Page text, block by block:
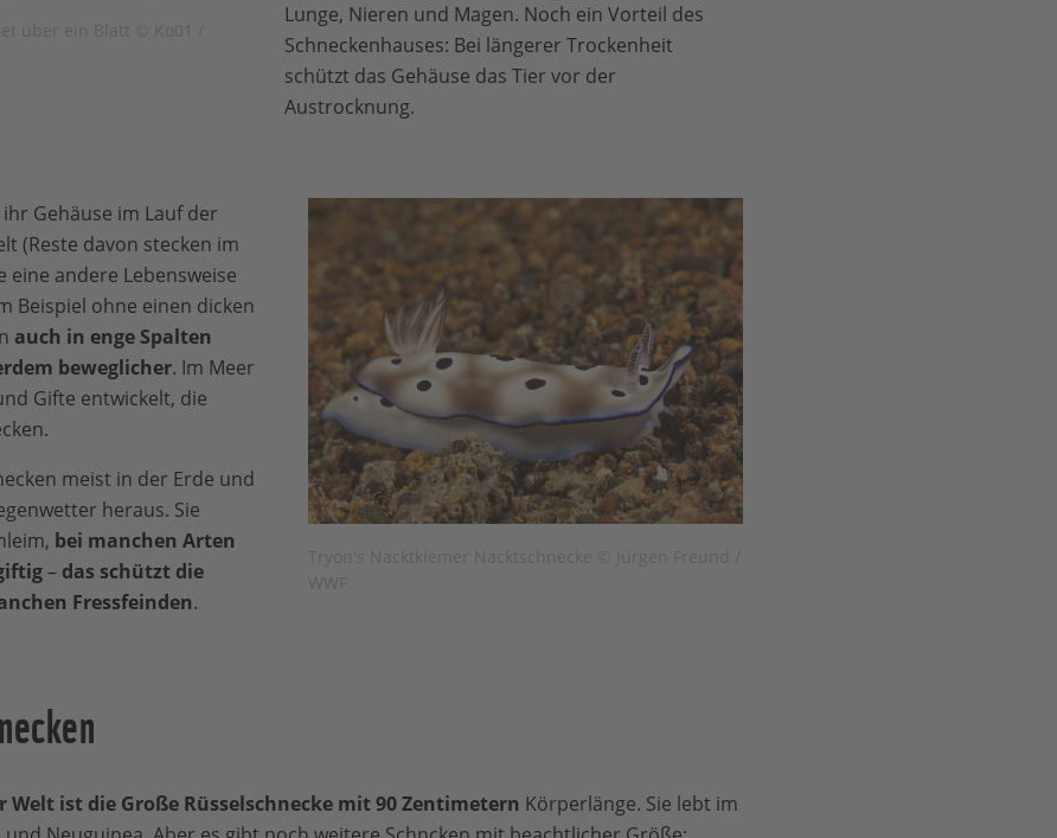
Lunge, Nieren und Magen. Noch ein Vorteil des
Schneckenhauses: Bei längerer Trockenheit
schützt das Gehäuse das Tier vor der
Austrocknung.
Gehäuse im Lauf der
(Reste davon stecken im
eine andere Lebensweise
Beispiel ohne einen dicken
auch in enge Spalten
beweglicher. Im Meer
Gifte entwickelt, die
meist in der Erde und
heraus. Sie
bei manchen Arten
– das schützt die
Fressfeinden.
Welt ist die Große Rüsselschnecke mit 90 Zentimetern Körperlänge. Sie lebt im